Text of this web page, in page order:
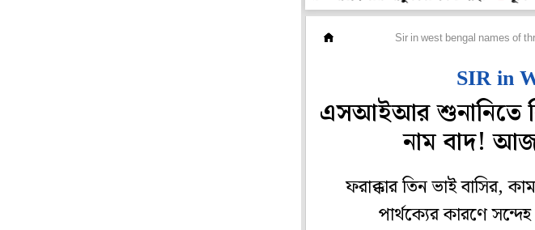
Sir in west bengal names of
SIR in
এসআইআর শুনানিতে
নাম বাদ!
ফরাক্কার তিন ভাই বাসির,
পার্থক্যের কারণে